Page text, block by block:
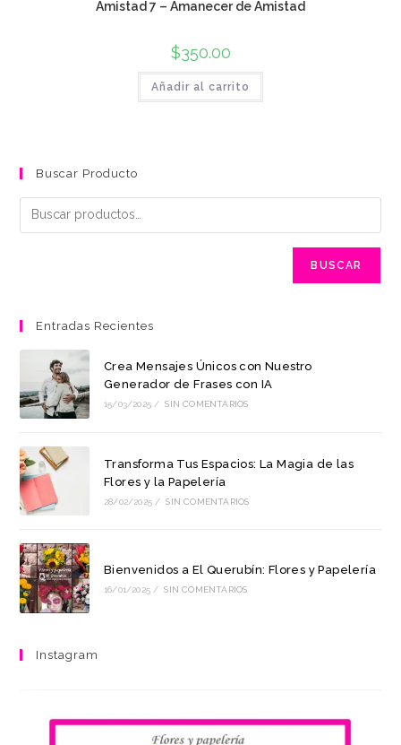
Amistad 7 – Amanecer de Amistad
$350.00
Añadir al carrito
Buscar Producto
BUSCAR
Entradas Recientes
Crea Mensajes Únicos con Nuestro
Generador de Frases con IA
15/03/2025 / SIN COMENTARIOS
Transforma Tus Espacios: La Magia de las
Flores y la Papelería
28/02/2025 / SIN COMENTARIOS
Bienvenidos a El Querubín: Flores y Papelería
16/01/2025 / SIN COMENTARIOS
Instagram